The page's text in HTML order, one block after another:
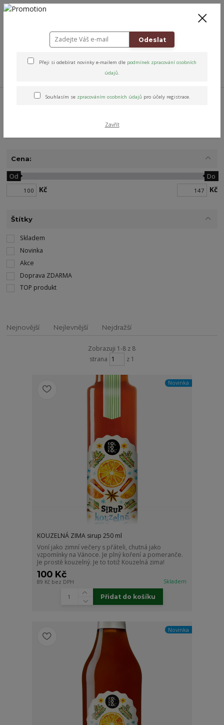
+420 778 743 310
Přírodní péče & Dobroty Poctivé sirupy Zimní sirupy
Cena:
Kč
Od Do
Kč
Štítky
Skladem
Novinka
Akce
Doprava ZDARMA
TOP produkt
Nejnovější Nejlevnější Nejdražší
Zobrazuji 1-8 z 8
strana
z 1
Novinka
KOUZELNÁ ZIMA sirup 250 ml
Voní jako zimní večery s přáteli, chutná jako
vzpomínky na Vánoce. Je plný koření a pomeranče.
Je prostě kouzelný. Je to totiž Kouzelná zima!
100 Kč
89 Kč bez DPH Skladem
Přidat do košíku
Novinka
Odeslat
Přeji si odebírat novinky e-mailem dle podmínek zpracování osobních
údajů.
Souhlasím se zpracováním osobních údajů pro účely registrace.
Zavřít